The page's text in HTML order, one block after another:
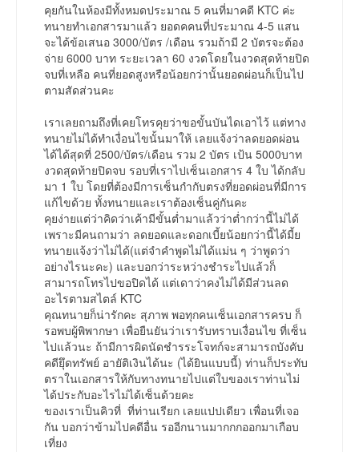
คุยกันในห้องมีทั้งหมดประมาณ 5 คนที่มาคดี KTC ค่ะ
ทนายทำเอกสารมาแล้ว ยอดคคนที่ประมาณ 4-5 แสน
จะได้ข้อเสนอ 3000/บัตร /เดือน รวมถ้ามี 2 บัตรจะต้อง
จ่าย 6000 บาท ระยะเวลา 60 งวดโดยในงวดสุดท้ายปิด
จบที่เหลือ คนที่ยอดสูงหรือน้อยกว่านั้นยอดผ่อนก็เป็นไป
ตามสัดส่วนคะ
เราเลยถามถึงที่เคยโทรคุยว่าขอขั้นบันไดเอาไว้ แต่ทาง
ทนายไม่ได้ทำเงื่อนไขนั้นมาให้ เลยแจ้งว่าลดยอดผ่อน
ได้ได้สุดที่ 2500/บัตร/เดือน รวม 2 บัตร เป้น 5000บาท
งวดสุดท้ายปิดจบ รอบที่เราไปเซ็นเอกสาร 4 ใบ ได้กลับ
มา 1 ใบ โดยที่ต้องมีการเซ็นกำกับตรงที่ยอดผ่อนที่มีการ
แก้ไขด้วย ทั้งทนายและเราต้องเซ็นคู่กันคะ
คุยง่ายแต่ว่าคิดว่าเค้ามีขั้นต่ำมาแล้วว่าต่ำกว่านี้ไม่ได้
เพราะมีคนถามว่า ลดยอดและดอกเบี้ยน้อยกว่านี้ได้มี้ย
ทนายแจ้งว่าไม่ได้(แต่จำคำพูดไม่ได้แม่น ๆ ว่าพูดว่า
อย่างไรนะคะ) และบอกว่าระหว่างชำระไปแล้วก็
สามารถโทรไปขอปิดได้ แต่เดาว่าคงไม่ได้มีส่วนลด
อะไรตามสไตล์ KTC
คุณทนายก็น่ารักคะ สุภาพ พอทุกคนเซ็นเอกสารครบ ก็
รอพบผู้พิพากษา เพื่อยืนยันว่าเรารับทราบเงื่อนไข ที่เซ็น
ไปแล้วนะ ถ้ามีการผิดนัดชำรระโจทก์จะสามารถบังคับ
คดียุึดทรัพย์ อายัติเงินได้นะ (ได้ยินแบบนี้) ท่านก็ประทับ
ตราในเอกสารให้กับทางทนายไปแต่ใบของเราท่านไม่
ได้ประกับอะไรไม่ได้เซ็นด้วยคะ
ของเราเป็นคิวที่ ที่ท่านเรียก เลยแปปเดียว เพื่อนที่เจอ
กัน บอกว่าข้ามไปคดีอื่น รออีกนานมากกกออกมาเกือบ
เที่ยง